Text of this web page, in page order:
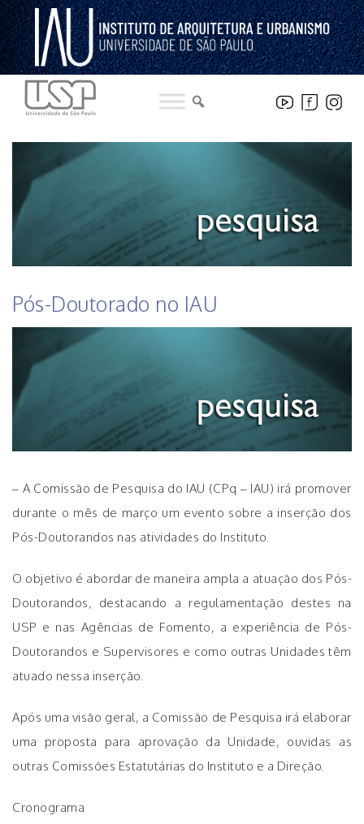
Pular
para
o
conteúdo
Pós-Doutorado no IAU
– A Comissão de Pesquisa do IAU (CPq – IAU) irá promover
durante o mês de março um evento sobre a inserção dos
Pós-Doutorandos nas atividades do Instituto.
O objetivo é abordar de maneira ampla a atuação dos Pós-
Doutorandos, destacando a regulamentação destes na
USP e nas Agências de Fomento, a experiência de Pós-
Doutorandos e Supervisores e como outras Unidades têm
atuado nessa inserção.
Após uma visão geral, a Comissão de Pesquisa irá elaborar
uma proposta para aprovação da Unidade, ouvidas as
outras Comissões Estatutárias do Instituto e a Direção.
Cronograma